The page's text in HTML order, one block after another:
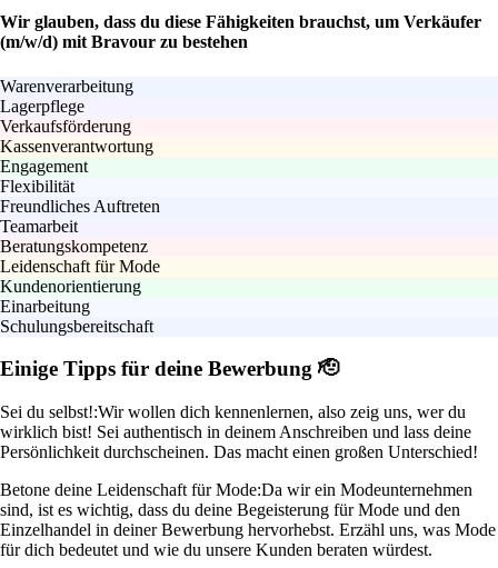
Wir glauben, dass du diese Fähigkeiten brauchst, um Verkäufer
(m/w/d) mit Bravour zu bestehen
Warenverarbeitung
Lagerpflege
Verkaufsförderung
Kassenverantwortung
Engagement
Flexibilität
Freundliches Auftreten
Teamarbeit
Beratungskompetenz
Leidenschaft für Mode
Kundenorientierung
Einarbeitung
Schulungsbereitschaft
Einige Tipps für deine Bewerbung 🫡
Sei du selbst!:Wir wollen dich kennenlernen, also zeig uns, wer du
wirklich bist! Sei authentisch in deinem Anschreiben und lass deine
Persönlichkeit durchscheinen. Das macht einen großen Unterschied!
Betone deine Leidenschaft für Mode:Da wir ein Modeunternehmen
sind, ist es wichtig, dass du deine Begeisterung für Mode und den
Einzelhandel in deiner Bewerbung hervorhebst. Erzähl uns, was Mode
für dich bedeutet und wie du unsere Kunden beraten würdest.